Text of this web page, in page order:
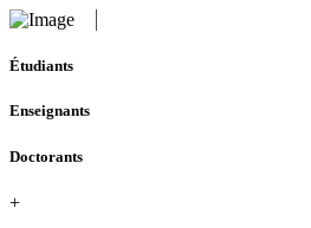
Étudiants
Enseignants
Doctorants
+